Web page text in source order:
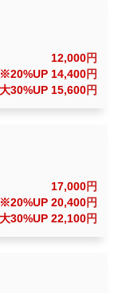
12,000円
※20%UP 14,400円
30%UP 15,600円
17,000円
※20%UP 20,400円
30%UP 22,100円